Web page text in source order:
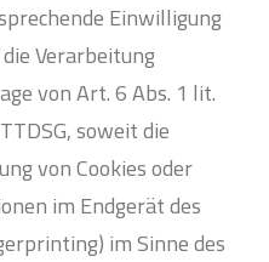
Einwilligung
Verarbeitung
von Art. 6 Abs. 1 lit.
soweit die
von Cookies oder
im Endgerät des
im Sinne des